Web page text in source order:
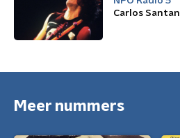
Carlos
Meer nummers